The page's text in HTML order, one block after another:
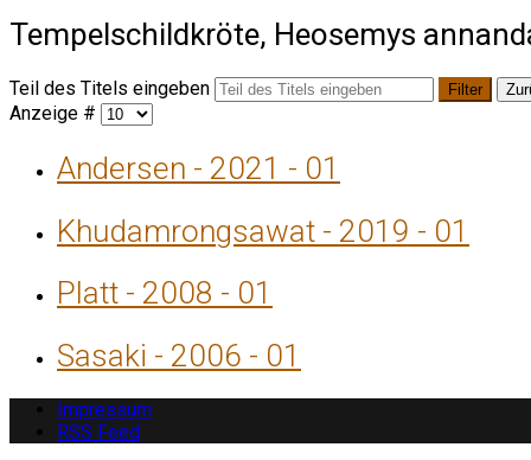
Tempelschildkröte, Heosemys
Teil des Titels eingeben Filter
Anzeige #
Andersen - 2021 - 01
Khudamrongsawat - 2019 - 01
Platt - 2008 - 01
Sasaki - 2006 - 01
Impressum
RSS Feed